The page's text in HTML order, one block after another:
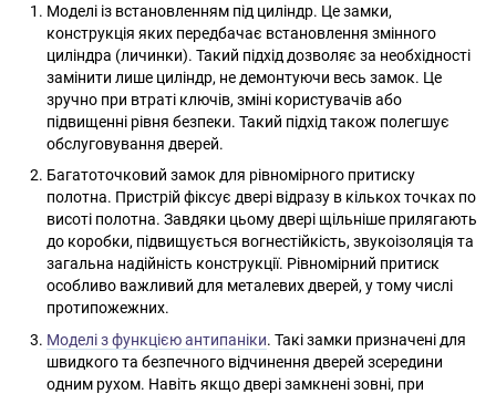
Моделі із встановленням під циліндр. Це замки,
конструкція яких передбачає встановлення змінного
циліндра (личинки). Такий підхід дозволяє за необхідності
замінити лише циліндр, не демонтуючи весь замок. Це
зручно при втраті ключів, зміні користувачів або
підвищенні рівня безпеки. Такий підхід також полегшує
обслуговування дверей.
Багатоточковий замок для рівномірного притиску
полотна. Пристрій фіксує двері відразу в кількох точках по
висоті полотна. Завдяки цьому двері щільніше прилягають
до коробки, підвищується вогнестійкість, звукоізоляція та
загальна надійність конструкції. Рівномірний притиск
особливо важливий для металевих дверей, у тому числі
протипожежних.
Моделі з функцією антипаніки. Такі замки призначені для
швидкого та безпечного відчинення дверей зсередини
одним рухом. Навіть якщо двері замкнені зовні, при